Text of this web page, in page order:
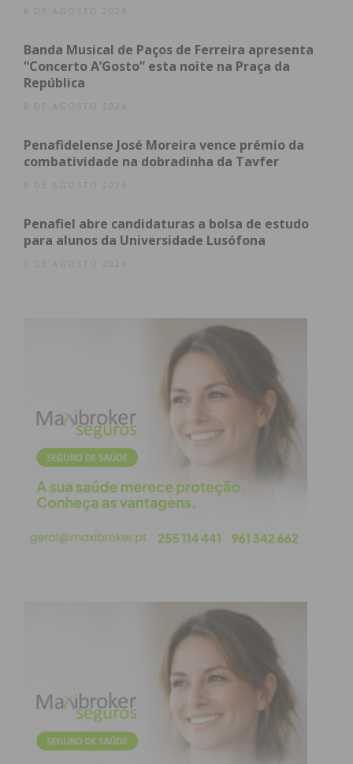
de Paredes e a Médicos do Mundo e constitui uma
da promoção da saúde e da prevenção de doenças
infeciosas.
Subscreva a newsletter do
obtenha de forma regular a informação
atualizada.
Eu li e concordo com os
termos e
condições
8 DE AGOSTO 2026
Banda Musical de Paços de Ferreira apresenta
“Concerto A’Gosto” esta noite na Praça da
República
8 DE AGOSTO 2026
Penafidelense José Moreira vence prémio da
combatividade na dobradinha da Tavfer
8 DE AGOSTO 2026
Penafiel abre candidaturas a bolsa de estudo
para alunos da Universidade Lusófona
8 DE AGOSTO 2026